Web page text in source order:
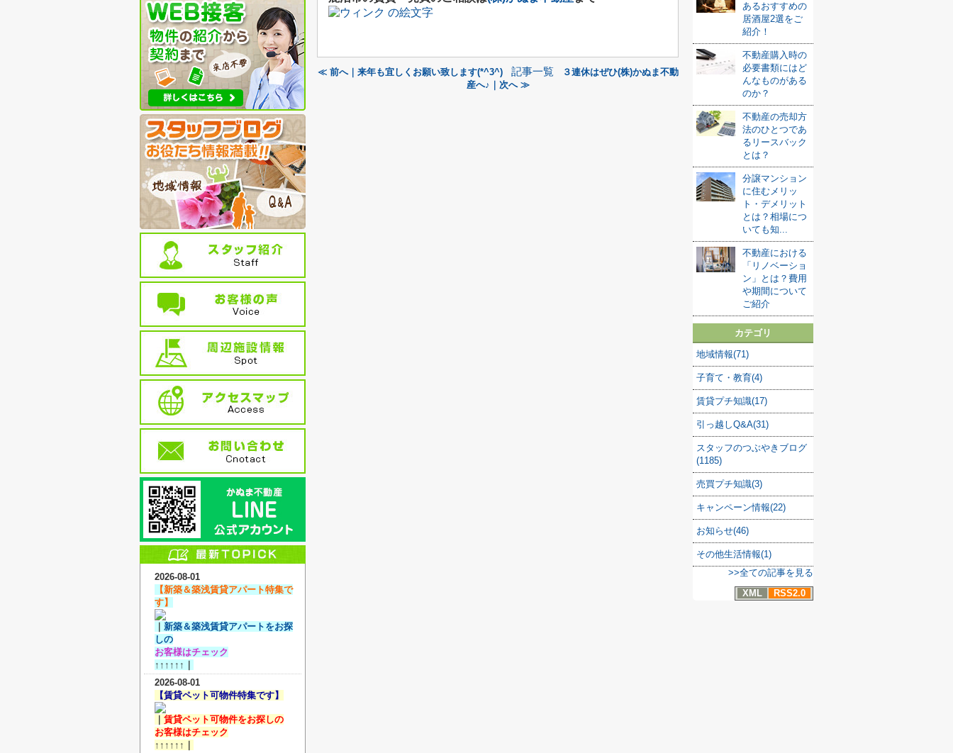
≪ 前へ｜来年も宜しくお願い致します(*^3^) 記事一覧
３連休はぜひ(株)かぬま不動
産へ♪｜次へ ≫
あるおすすめの
居酒屋2選をご
紹介！
不動産購入時の
必要書類にはど
んなものがある
のか？
不動産の売却方
法のひとつであ
るリースバック
とは？
分譲マンション
に住むメリッ
ト・デメリット
とは？相場につ
いても知...
不動産における
「リノベーショ
ン」とは？費用
や期間について
ご紹介
カテゴリ
地域情報(71)
子育て・教育(4)
賃貸プチ知識(17)
引っ越しQ&A(31)
スタッフのつぶやきブログ
(1185)
売買プチ知識(3)
キャンペーン情報(22)
お知らせ(46)
その他生活情報(1)
>>全ての記事を見る
XML
RSS2.0
2026-08-01
【新築＆築浅賃貸アパート特集で
す】
新築＆築浅賃貸アパートをお探
しの
お客様はチェック
↑↑↑↑↑↑｜
2026-08-01
【賃貸ペット可物件特集です】
賃貸ペット可物件をお探しの
お客様はチェック
↑↑↑↑↑↑｜